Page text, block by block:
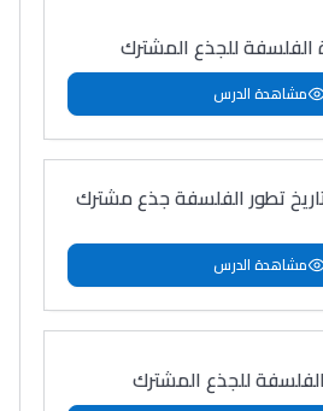
+ de 78
+ de 89
الفلسفة للجذع المشترك
مشاهدة الدرس
تطور الفلسفة جذع مشترك
مشاهدة الدرس
الفلسفة للجذع المشترك